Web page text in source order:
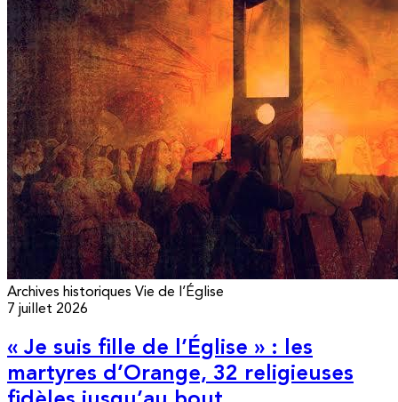
Archives historiques Vie de l’Église
7 juillet 2026
« Je suis fille de l’Église » : les
martyres d’Orange, 32 religieuses